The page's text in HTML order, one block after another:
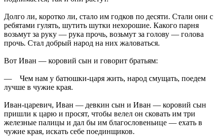
Долго ли, коротко ли, стало им годков по десяти. Стали они с
ребятами гулять, шутить шутки нехорошие. Какого парня
возьмут за руку — рука прочь, возьмут за голову — голова
прочь. Стал добрый народ на них жаловаться.
Вот Иван — коровий сын и говорит братьям:
— Чем нам у батюшки-царя жить, народ смущать, поедем
лучше в чужие края.
Иван-царевич, Иван — девкин сын и Иван — коровий сын
пришли к царю и просят, чтобы велел он сковать им три
железные палицы и дал бы им благословеньице — ехать в
чужие края, искать себе поединщиков.